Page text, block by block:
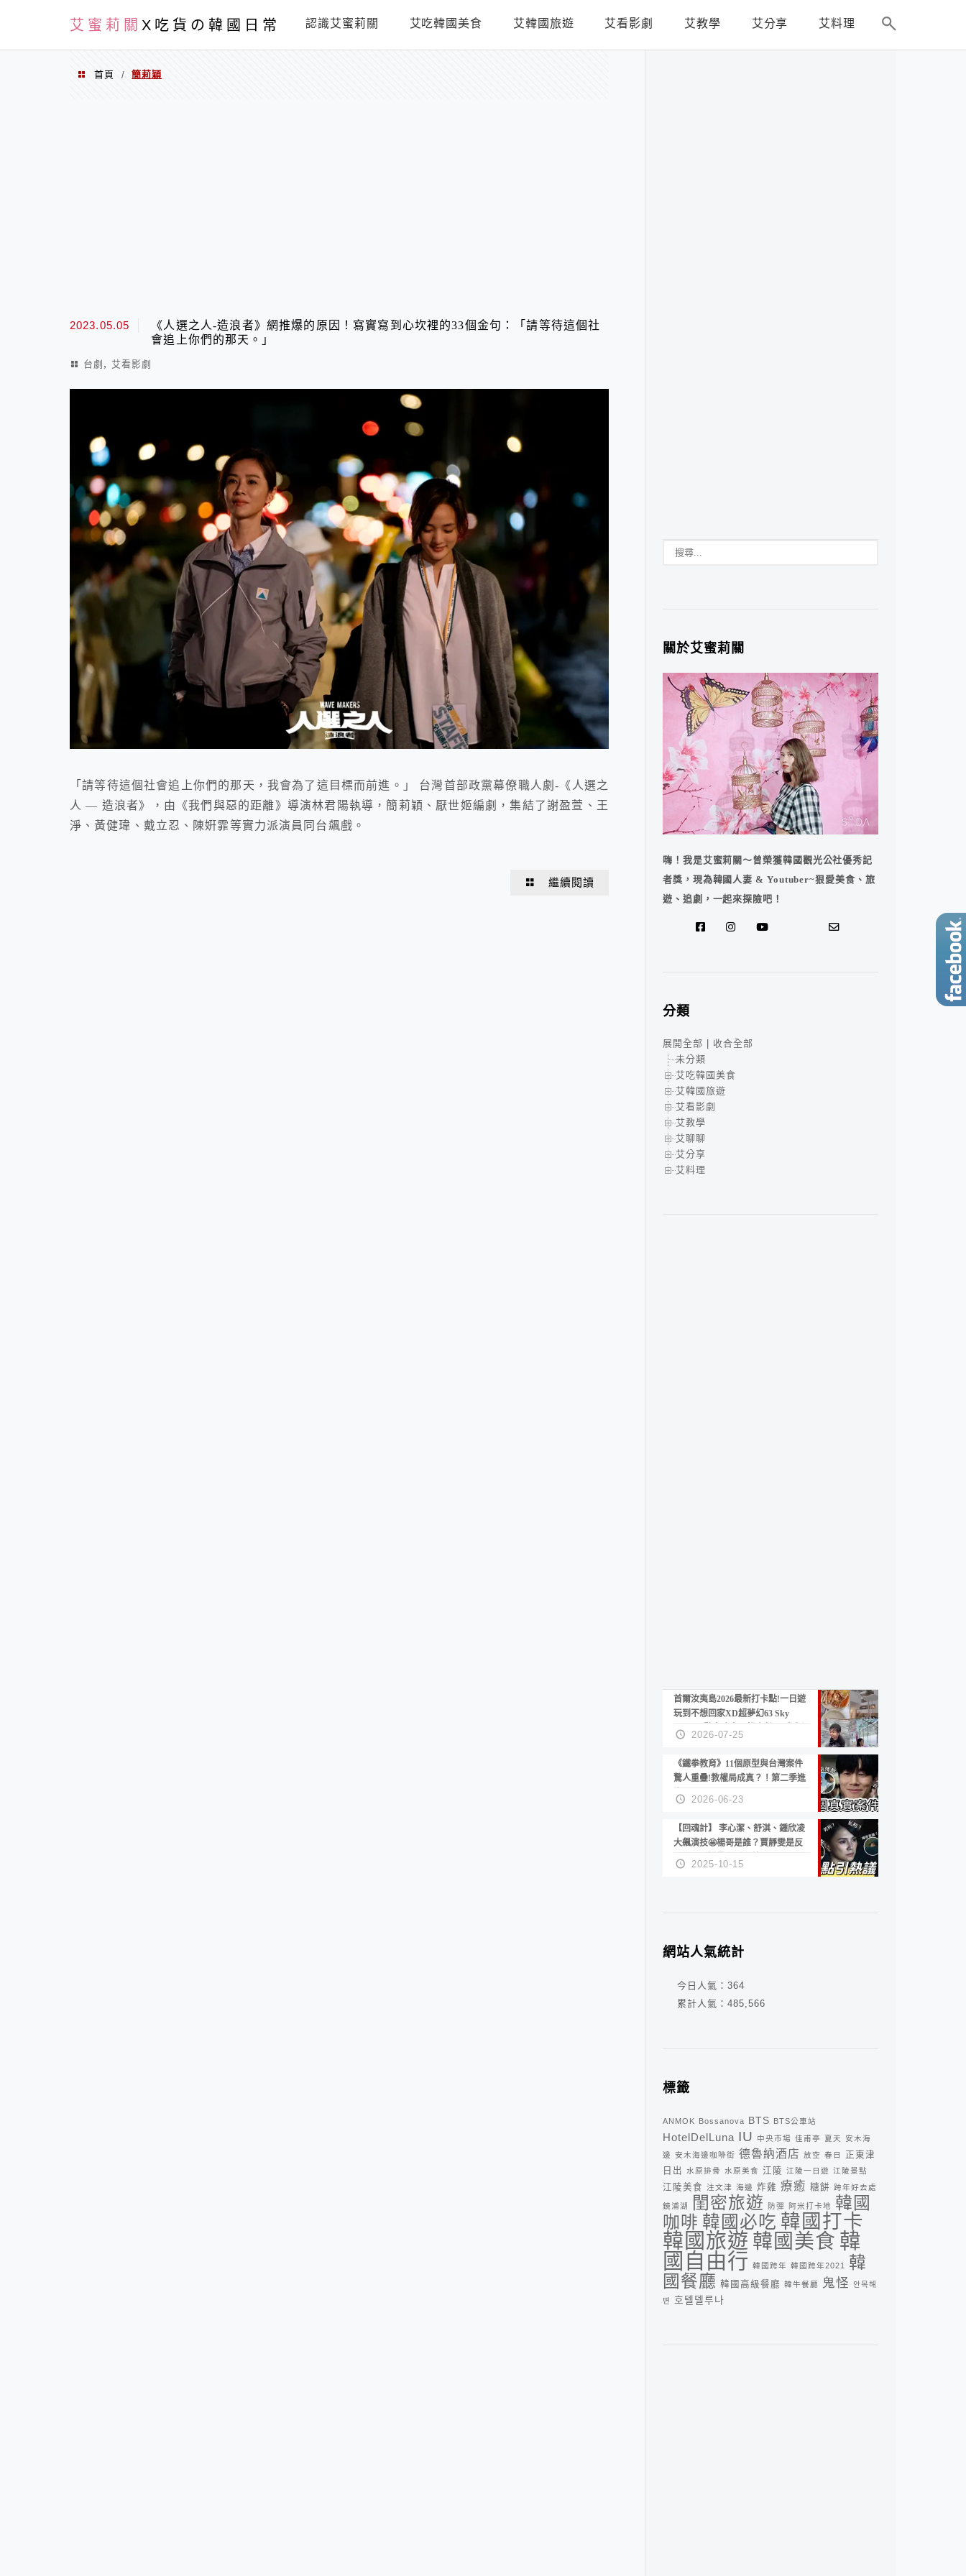
艾蜜莉關 X吃貨の韓國日常 認識艾蜜莉關 艾吃韓國美食 艾韓國旅遊 艾看影劇 艾教學 艾分享 艾料理
首頁 / 簡莉穎
2023.05.05
《人選之人-造浪者》網推爆的原因！寫實寫到心坎裡的33個金句：「請等待這個社
會追上你們的那天。」
台劇 , 艾看影劇
「請等待這個社會追上你們的那天，我會為了這目標而前進。」 台灣首部政黨幕僚職人劇-《人選之
人 — 造浪者》，由《我們與惡的距離》導演林君陽執導，簡莉穎、厭世姬編劇，集結了謝盈萱、王
淨、黃健瑋、戴立忍、陳姸霏等實力派演員同台飆戲。
繼續閱讀
關於艾蜜莉關
嗨！我是艾蜜莉關～曾榮獲韓國觀光公社優秀記
者獎，現為韓國人妻 & Youtuber~狠愛美食、旅
遊、追劇，一起來探險吧！
分類
展開全部
收合全部
未分類
艾吃韓國美食
艾韓國旅遊
艾看影劇
艾教學
艾聊聊
艾分享
艾料理
首爾汝夷島2026最新打卡點!一日遊
玩到不想回家XD超夢幻63 Sky
Picnic、鷺良津帝王蟹大餐、《淚之
女王》拍攝地、漢江公園免費玩水
2026-07-25
《鐵拳教育》11個原型與台灣案件
驚人重疊!教權局成真？！第二季進
度？😍
2026-06-23
【回魂計】 李心潔、舒淇、鍾欣凌
大飆演技🤩楊哥是誰？賈靜雯是反
派？死刑還是私刑正義
2025-10-15
網站人氣統計
今日人氣： 364
累計人氣： 485,566
標籤
ANMOK Bossanova BTS BTS公車站
HotelDelLuna IU 中央市場 佳甫亭 夏天 安木海
邊 安木海邊咖啡街 德魯納酒店 放空 春日
正東津
日出 水原排骨 水原美食 江陵 江陵一日遊 江陵景點
江陵美食 注文津 海邊 炸雞 療癒 糖餅 跨年好去處
鏡浦湖 閨密旅遊 防彈 阿米打卡地
韓國
咖啡 韓國必吃 韓國打卡
韓國旅遊 韓國美食 韓
國自由行 韓國跨年 韓國跨年2021
韓
國餐廳 韓國高級餐廳 韓牛餐廳 鬼怪 안목해
변
호텔델루나